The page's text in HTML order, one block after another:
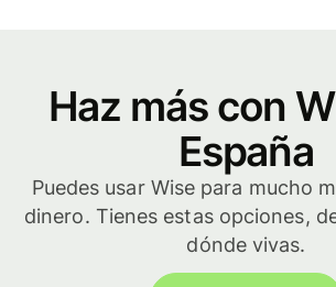
Haz más con
España
Puedes usar Wise para mucho
dinero. Tienes estas opciones,
dónde vivas.